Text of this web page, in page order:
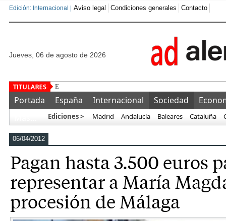
Edición: Internacional | Aviso legal Condiciones generales Contacto
jueves, 06 de agosto de 2026
El CBD gana protagonismo en GrowBa
Portada España Internacional Sociedad
Ediciones > Madrid Andalucía Baleares Cataluña
06/04/2012
Pagan hasta 3.500 euros
representar a María
procesión de Málaga